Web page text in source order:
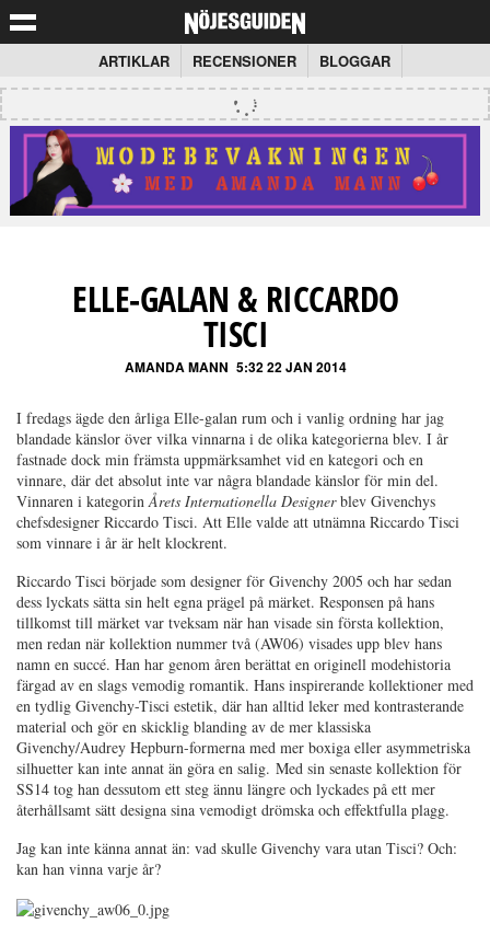
ARTIKLAR RECENSIONER BLOGGAR
ELLE-GALAN & RICCARDO
TISCI
AMANDA MANN 5:32 22 JAN 2014
I fredags ägde den årliga Elle-galan rum och i vanlig ordning har jag
blandade känslor över vilka vinnarna i de olika kategorierna blev. I år
fastnade dock min främsta uppmärksamhet vid en kategori och en
vinnare, där det absolut inte var några blandade känslor för min del.
Vinnaren i kategorinÅrets Internationella Designerblev Givenchys
chefsdesigner Riccardo Tisci. Att Elle valde att utnämna Riccardo Tisci
som vinnare i år är helt klockrent.
Riccardo Tisci började som designer för Givenchy 2005 och har sedan
dess lyckats sätta sin helt egna prägel på märket. Responsen på hans
tillkomst till märket var tveksam när han visade sin första kollektion,
men redan när kollektion nummer två (AW06) visades upp blev hans
namn en succé. Han har genom åren berättat en originell modehistoria
färgad av en slags vemodig romantik. Hans inspirerande kollektioner med
en tydlig Givenchy-Tisci estetik, där han alltid leker med kontrasterande
material och gör en skicklig blanding av de mer klassiska
Givenchy/Audrey Hepburn-formerna med mer boxiga eller asymmetriska
silhuetter kan inte annat än göra en salig. Med sin senaste kollektion för
SS14 tog han dessutom ett steg ännu längre och lyckades på ett mer
återhållsamt sätt designa sina vemodigt drömska och effektfulla plagg.
Jag kan inte känna annat än: vad skulle Givenchy vara utan Tisci? Och:
kan han vinna varje år?